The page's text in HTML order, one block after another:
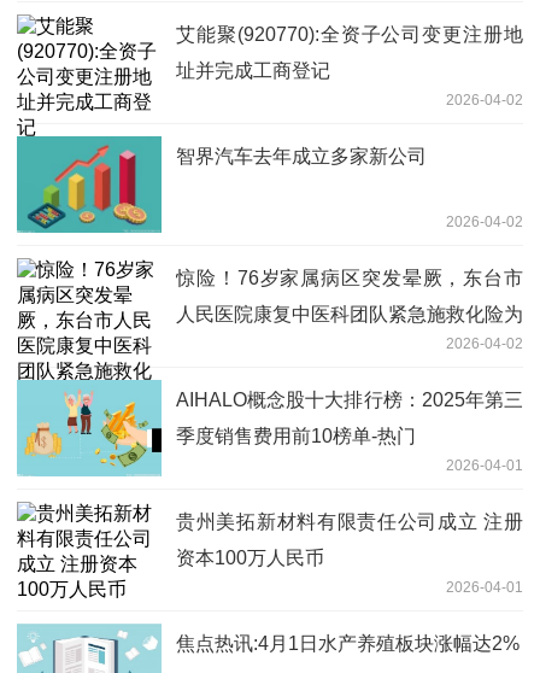
艾能聚(920770):全资子公司变更注册地
址并完成工商登记
2026-04-02
智界汽车去年成立多家新公司
2026-04-02
惊险！76岁家属病区突发晕厥，东台市
人民医院康复中医科团队紧急施救化险为
2026-04-02
AIHALO概念股十大排行榜：2025年第三
季度销售费用前10榜单-热门
2026-04-01
贵州美拓新材料有限责任公司成立 注册
资本100万人民币
2026-04-01
焦点热讯:4月1日水产养殖板块涨幅达2%